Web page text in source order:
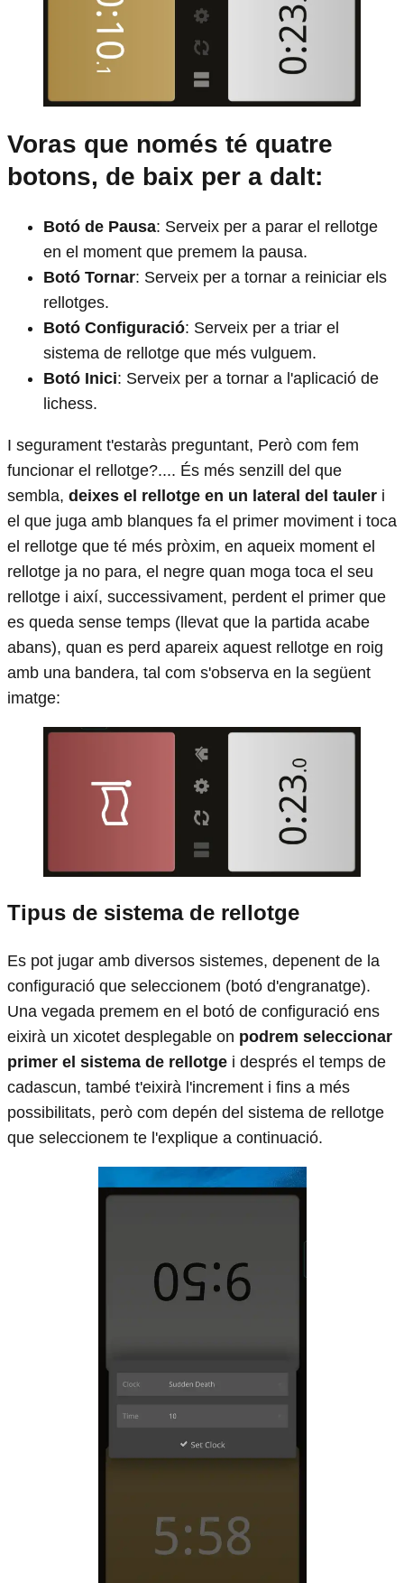
Voras que només té quatre
botons, de baix per a dalt:
Botó de Pausa: Serveix per a parar el rellotge
en el moment que premem la pausa.
Botó Tornar: Serveix per a tornar a reiniciar els
rellotges.
Botó Configuració: Serveix per a triar el
sistema de rellotge que més vulguem.
Botó Inici: Serveix per a tornar a l'aplicació de
lichess.
I segurament t'estaràs preguntant, Però com fem
funcionar el rellotge?.... És més senzill del que
sembla, deixes el rellotge en un lateral del tauler i
el que juga amb blanques fa el primer moviment i toca
el rellotge que té més pròxim, en aqueix moment el
rellotge ja no para, el negre quan moga toca el seu
rellotge i així, successivament, perdent el primer que
es queda sense temps (llevat que la partida acabe
abans), quan es perd apareix aquest rellotge en roig
amb una bandera, tal com s'observa en la següent
imatge:
Tipus de sistema de rellotge
Es pot jugar amb diversos sistemes, depenent de la
configuració que seleccionem (botó d'engranatge).
Una vegada premem en el botó de configuració ens
eixirà un xicotet desplegable on podrem seleccionar
primer el sistema de rellotge i després el temps de
cadascun, també t'eixirà l'increment i fins a més
possibilitats, però com depén del sistema de rellotge
que seleccionem te l'explique a continuació.